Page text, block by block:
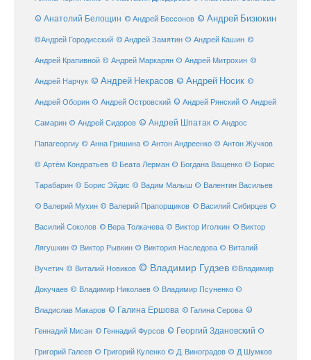
© Анатолий Белощин © Андрей Бессонов © Андрей Бизюкин
©Андрей Городисский © Андрей Замятин © Андрей Кашин ©
Андрей Крапивной © Андрей Маркарян © Андрей Митрохин ©
Андрей Нарчук © Андрей Некрасов © Андрей Носик ©
Андрей Оборин © Андрей Островский © Андрей Рянский © Андрей
Самарин © Андрей Сидоров © Андрей Шпатак © Андрос
Папагеоргиу © Анна Гришина © Антон Андреенко © Антон Жучков
© Артём Кондратьев © Беата Лерман © Богдана Ващенко © Борис
Тарабарин © Борис Эйдис © Вадим Малыш © Валентин Васильев
© Валерий Мухин © Валерий Прапорщиков © Василий Сибирцев ©
Василий Соколов © Вера Толкачева © Виктор Иголкин © Виктор
Лягушкин © Виктор Рывкин © Виктория Наследова © Виталий
Вучетич © Виталий Новиков © Владимир Гудзев ©Владимир
Докучаев © Владимир Николаев © Владимир Псуненко ©
Владислав Макаров © Галина Ершова © Галина Серова ©
Геннадий Мисан © Геннадий Фурсов © Георгий Здановский ©
Григорий Галеев © Григорий Куленко © Д. Виноградов © Д Шумков